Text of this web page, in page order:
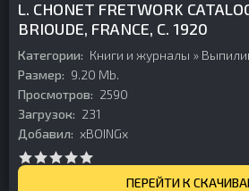
L. CHONET FRETWORK
BRIOUDE, FRANCE, C. 1920
Категории: Книги и журналы »
Размер: 9.20 Mb.
Просмотров: 2590
Загрузок: 231
Добавил: xBOINGx
ПЕРЕЙТИ К